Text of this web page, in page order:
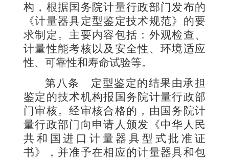
构，根据国务院计量行政部门发布的
《计量器具定型鉴定技术规范》的要
求制定。主要内容包括：外观检查、
计量性能考核以及安全性、环境适应
性、可靠性和寿命试验等。
第八条 定型鉴定的结果由承担
鉴定的技术机构报国务院计量行政部
门审核。经审核合格的，由国务院计
量行政部门向申请人颁发《中华人民
共和国进口计量器具型式批准证
书》，并准予在相应的计量器具和包